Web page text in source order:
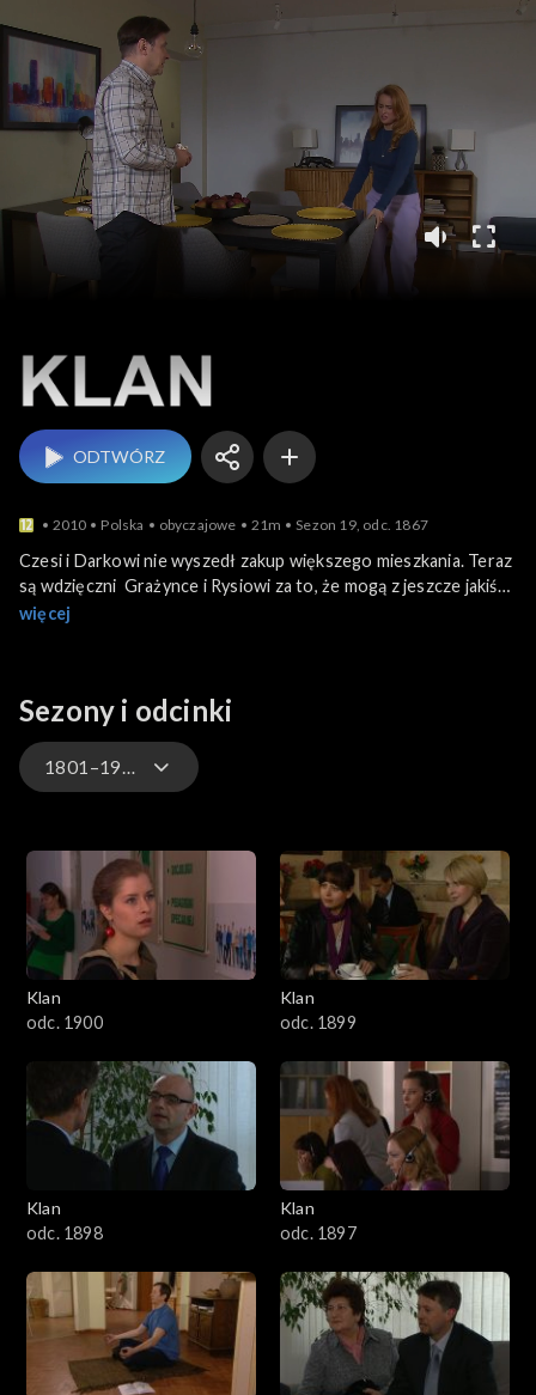
Klan
ODTWÓRZ
2010 Polska obyczajowe 21m Sezon 19, odc. 1867
Czesi i Darkowi nie wyszedł zakup większego mieszkania. Teraz
są wdzięczni Grażynce i Rysiowi za to, że mogą z jeszcze jakiś
czas mieszkać w ich mieszkaniu i nie płacić za wynajem. Anulka
więcej
Sezony i odcinki
1801–1900
4601–4700
4501–4600
4401–4500
4301–4400
4201–4300
3901–4000
3801–3900
Klan
odc. 1900
Klan
odc. 1899
Klan
odc. 1898
Klan
odc. 1897